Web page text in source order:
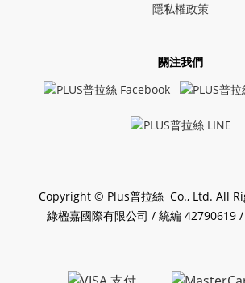
隱私權政策
關注我們
Copyright © Plus普拉絲 Co., Ltd. All
綠楹嘉國際有限公司 / 統編 42790619